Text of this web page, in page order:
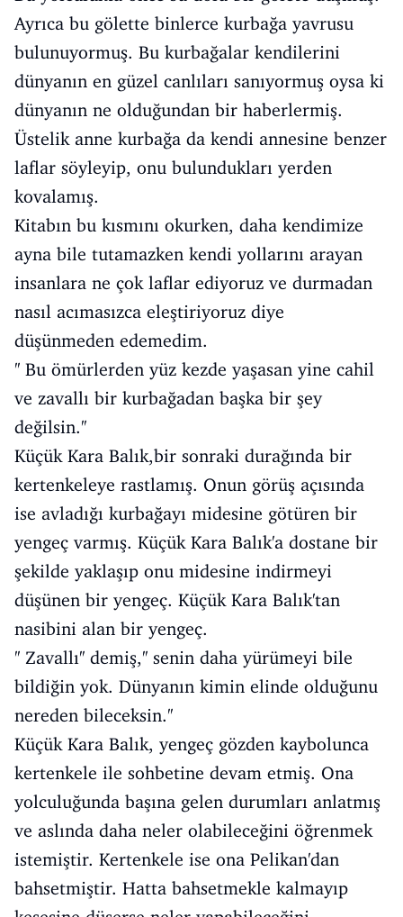
Ayrıca bu gölette binlerce kurbağa yavrusu
bulunuyormuş. Bu kurbağalar kendilerini
dünyanın en güzel canlıları sanıyormuş oysa ki
dünyanın ne olduğundan bir haberlermiş.
Üstelik anne kurbağa da kendi annesine benzer
laflar söyleyip, onu bulundukları yerden
kovalamış.
Kitabın bu kısmını okurken, daha kendimize
ayna bile tutamazken kendi yollarını arayan
insanlara ne çok laflar ediyoruz ve durmadan
nasıl acımasızca eleştiriyoruz diye
düşünmeden edemedim.
'' Bu ömürlerden yüz kezde yaşasan yine cahil
ve zavallı bir kurbağadan başka bir şey
değilsin.''
Küçük Kara Balık,bir sonraki durağında bir
kertenkeleye rastlamış. Onun görüş açısında
ise avladığı kurbağayı midesine götüren bir
yengeç varmış. Küçük Kara Balık'a dostane bir
şekilde yaklaşıp onu midesine indirmeyi
düşünen bir yengeç. Küçük Kara Balık'tan
nasibini alan bir yengeç.
'' Zavallı'' demiş,'' senin daha yürümeyi bile
bildiğin yok. Dünyanın kimin elinde olduğunu
nereden bileceksin.''
Küçük Kara Balık, yengeç gözden kaybolunca
kertenkele ile sohbetine devam etmiş. Ona
yolculuğunda başına gelen durumları anlatmış
ve aslında daha neler olabileceğini öğrenmek
istemiştir. Kertenkele ise ona Pelikan'dan
bahsetmiştir. Hatta bahsetmekle kalmayıp